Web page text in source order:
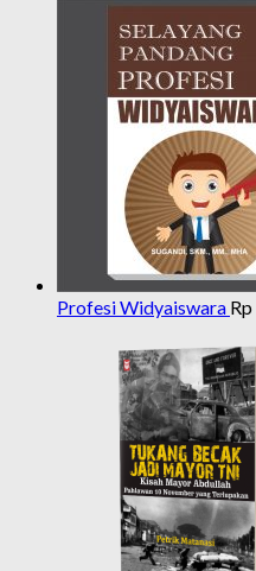
Profesi Widyaiswara Rp